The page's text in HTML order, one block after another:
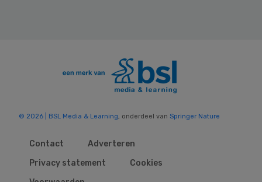
© 2026 | BSL Media & Learning, onderdeel van Springer Nature
Contact
Adverteren
Privacy statement
Cookies